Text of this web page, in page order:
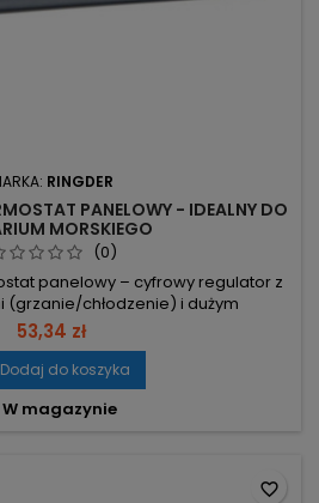
RINGDER
PANELOWY - IDEALNY DO
MORSKIEGO
(0)
panelowy – cyfrowy regulator z
(grzanie/chłodzenie) i dużym
do montażu w pokrywie
-50–+99°C, rozdzielczość
precyzyjne ustawienia temperatury.
działające jednocześnie –
53,34 zł
Dodaj do koszyka
W magazynie
favorite_border